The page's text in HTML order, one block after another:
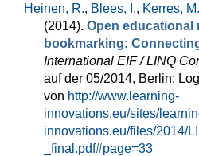
Heinen, R., Blees, I., Kerres, M.
(2014). Open educational
bookmarking:
International EIF / LINQ
auf der 05/2014, Berlin:
von http://www.learning-
innovations.eu/sites/
innovations.eu/files/2014/
_final.pdf#page=33